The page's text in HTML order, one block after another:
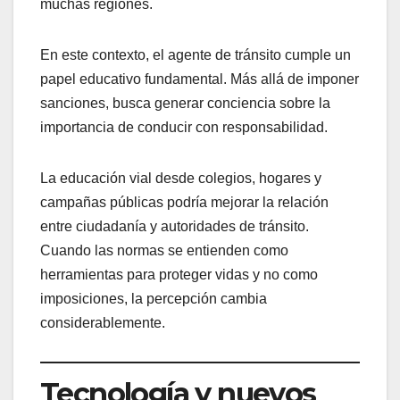
muchas regiones.
En este contexto, el agente de tránsito cumple un
papel educativo fundamental. Más allá de imponer
sanciones, busca generar conciencia sobre la
importancia de conducir con responsabilidad.
La educación vial desde colegios, hogares y
campañas públicas podría mejorar la relación
entre ciudadanía y autoridades de tránsito.
Cuando las normas se entienden como
herramientas para proteger vidas y no como
imposiciones, la percepción cambia
considerablemente.
Tecnología y nuevos